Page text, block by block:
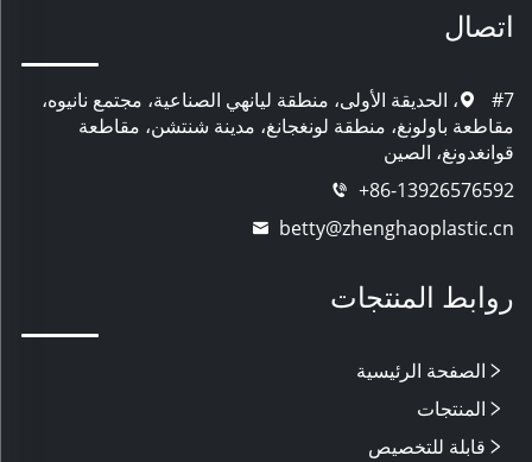
اتصال
#7، الحديقة الأولى، منطقة ليانهي الصناعية، مجتمع نانيوه،
مقاطعة باولونغ، منطقة لونغجانغ، مدينة شنتشن، مقاطعة
قوانغدونغ، الصين
+86-13926576592
betty@zhenghaoplastic.cn
روابط المنتجات
الصفحة الرئيسية
المنتجات
قابلة للتخصيص